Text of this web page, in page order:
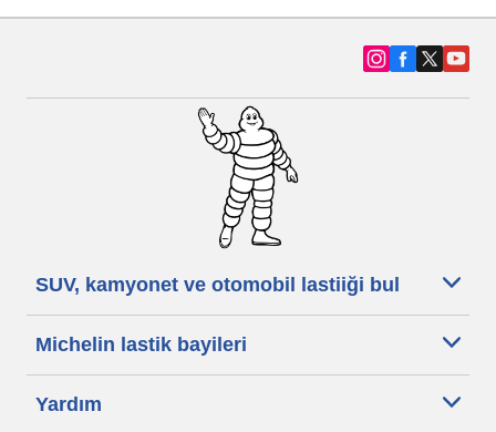
SUV, kamyonet ve otomobil lastiiği bul
Michelin lastik bayileri
Yardım